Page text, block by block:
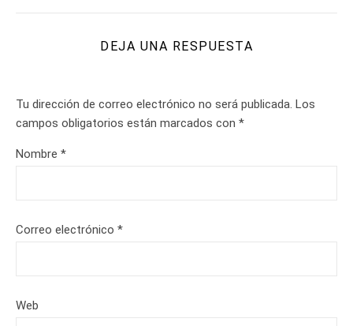
DEJA UNA RESPUESTA
Tu dirección de correo electrónico no será publicada. Los
campos obligatorios están marcados con *
Nombre *
Correo electrónico *
Web